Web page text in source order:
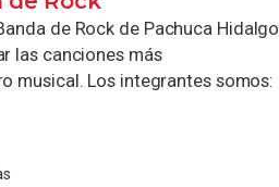
de Rock de Pachuca Hidalgo
las canciones más
musical. Los integrantes somos: